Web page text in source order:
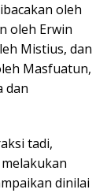
oleh
oleh Erwin
Mistius, dan
Masfuatun,
dan
tadi,
dinilai